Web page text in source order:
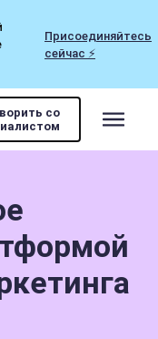
Присоединяйтесь
сейчас ⚡
со